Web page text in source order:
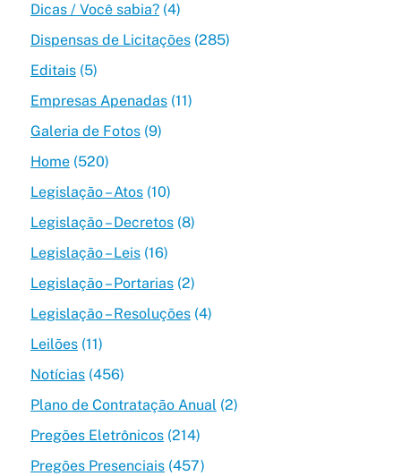
Dicas / Você sabia?(4)
Dispensas de Licitações(285)
Editais(5)
Empresas Apenadas(11)
Galeria de Fotos(9)
Home(520)
Legislação – Atos(10)
Legislação – Decretos(8)
Legislação – Leis(16)
Legislação – Portarias(2)
Legislação – Resoluções(4)
Leilões(11)
Notícias(456)
Plano de Contratação Anual (2)
Pregões Eletrônicos(214)
Pregões Presenciais(457)